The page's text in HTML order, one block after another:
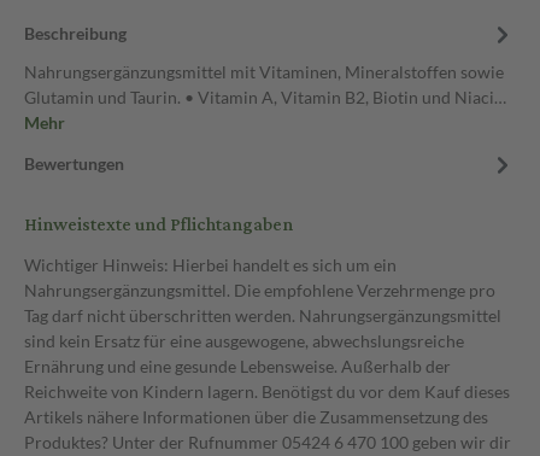
Beschreibung
Nahrungsergänzungsmittel mit Vitaminen, Mineralstoffen sowie
Glutamin und Taurin. • Vitamin A, Vitamin B2, Biotin und Niaci…
Mehr
Bewertungen
Hinweistexte und Pflichtangaben
Wichtiger Hinweis: Hierbei handelt es sich um ein
Nahrungsergänzungsmittel. Die empfohlene Verzehrmenge pro
Tag darf nicht überschritten werden. Nahrungsergänzungsmittel
sind kein Ersatz für eine ausgewogene, abwechslungsreiche
Ernährung und eine gesunde Lebensweise. Außerhalb der
Reichweite von Kindern lagern. Benötigst du vor dem Kauf dieses
Artikels nähere Informationen über die Zusammensetzung des
Produktes? Unter der Rufnummer 05424 6 470 100 geben wir dir